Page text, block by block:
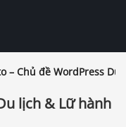
– Chủ đề WordPress
lịch & Lữ hành